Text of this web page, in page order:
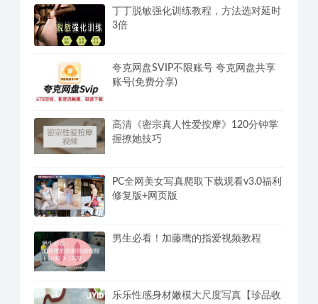
丁丁脱敏强化训练教程，方法选对延时
3倍
夸克网盘SVIP不限账号 夸克网盘共享
账号(免费分享)
高清《密宗真人性爱按摩》120分钟掌
握撩她技巧
PC全网美女写真爬取下载观看v3.0福利
修复版+网页版
男生必看！加藤鹰的指爱视频教程
乐乐性感身材嫩模大尺度写真【珍品收